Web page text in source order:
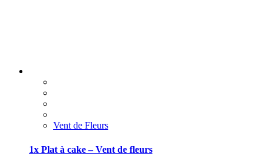
Vent de Fleurs
1x Plat à cake – Vent de fleurs